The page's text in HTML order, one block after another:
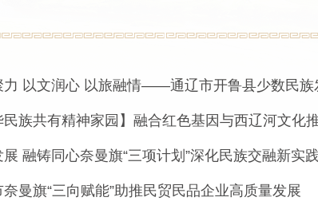
力 以文润心 以旅融情——通辽市开鲁县少数民族
民族共有精神家园】融合红色基因与西辽河文化
融铸同心奈曼旗“三项计划”深化民族交融新实
曼旗“三向赋能”助推民贸民品企业高质量发展